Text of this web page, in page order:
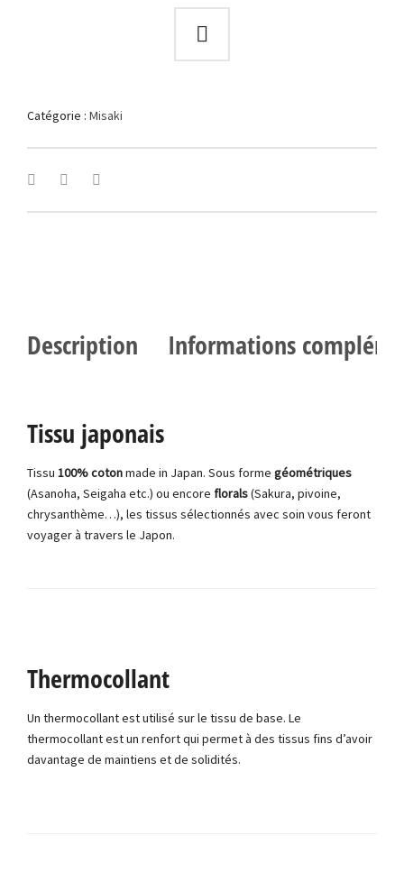
Catégorie : Misaki
Description Informations
Tissu japonais
Tissu 100% cotonmade in Japan. Sous forme géométriques
(Asanoha, Seigaha etc.) ou encore florals(Sakura, pivoine,
chrysanthème…), les tissus sélectionnés avec soin vous feront
voyager à travers le Japon.
Thermocollant
Un thermocollant est utilisé sur le tissu de base. Le
thermocollant est un renfort qui permet à des tissus fins d’avoir
davantage de maintiens et de solidités.